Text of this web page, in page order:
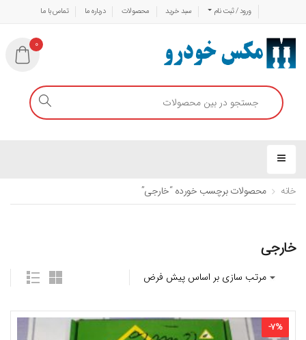
ورود / ثبت نام سبد خرید محصولات درباره ما تماس با ما
0
خانه محصولات برچسب خورده “خارجی”
خارجی
-7%